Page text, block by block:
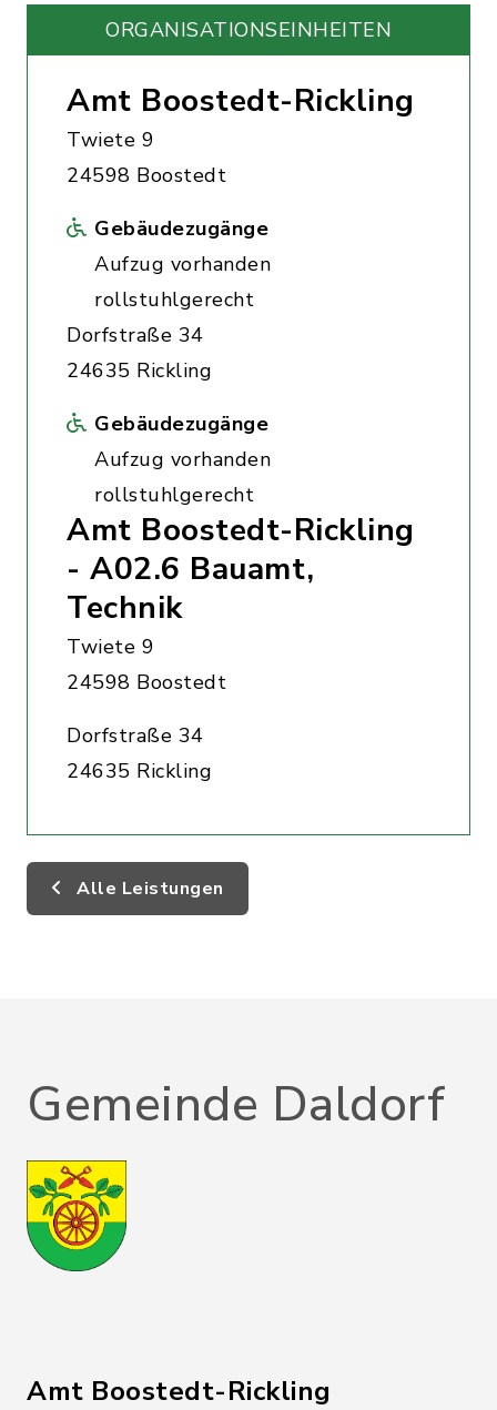
ORGANISATIONS­EINHEITEN
Amt Boostedt-Rickling
Twiete 9
24598 Boostedt
Gebäudezugänge
Aufzug vorhanden
rollstuhlgerecht
Dorfstraße 34
24635 Rickling
Gebäudezugänge
Aufzug vorhanden
rollstuhlgerecht
Amt Boostedt-Rickling
- A02.6 Bauamt,
Technik
Twiete 9
24598 Boostedt
Dorfstraße 34
24635 Rickling
Alle Leistungen
Gemeinde Daldorf
Amt Boostedt-Rickling